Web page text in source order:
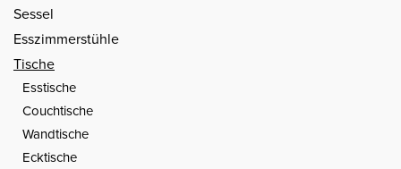
Sessel
Esszimmerstühle
Tische
Esstische
Couchtische
Wandtische
Ecktische